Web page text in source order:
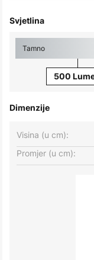
Svjetlina
Tamno
500
Dimenzije
Visina (u cm):
Promjer (u cm):